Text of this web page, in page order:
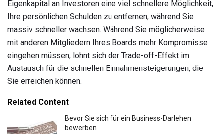
Eigenkapital an Investoren eine viel schnellere Möglichkeit,
Ihre persönlichen Schulden zu entfernen, während Sie
massiv schneller wachsen. Während Sie möglicherweise
mit anderen Mitgliedern Ihres Boards mehr Kompromisse
eingehen müssen, lohnt sich der Trade-off-Effekt im
Austausch für die schnellen Einnahmensteigerungen, die
Sie erreichen können.
Related Content
Bevor Sie sich für ein Business-Darlehen
bewerben